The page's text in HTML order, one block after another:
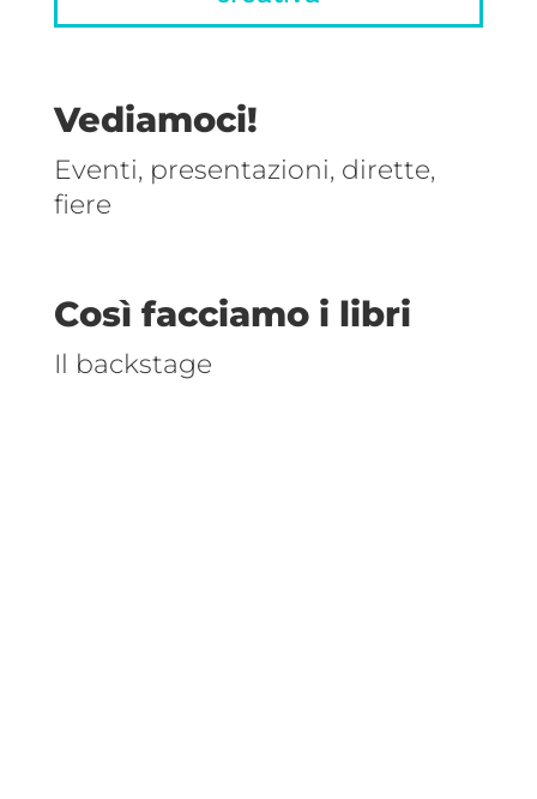
Vediamoci!
Eventi, presentazioni, dirette,
fiere
Così facciamo i libri
Il backstage